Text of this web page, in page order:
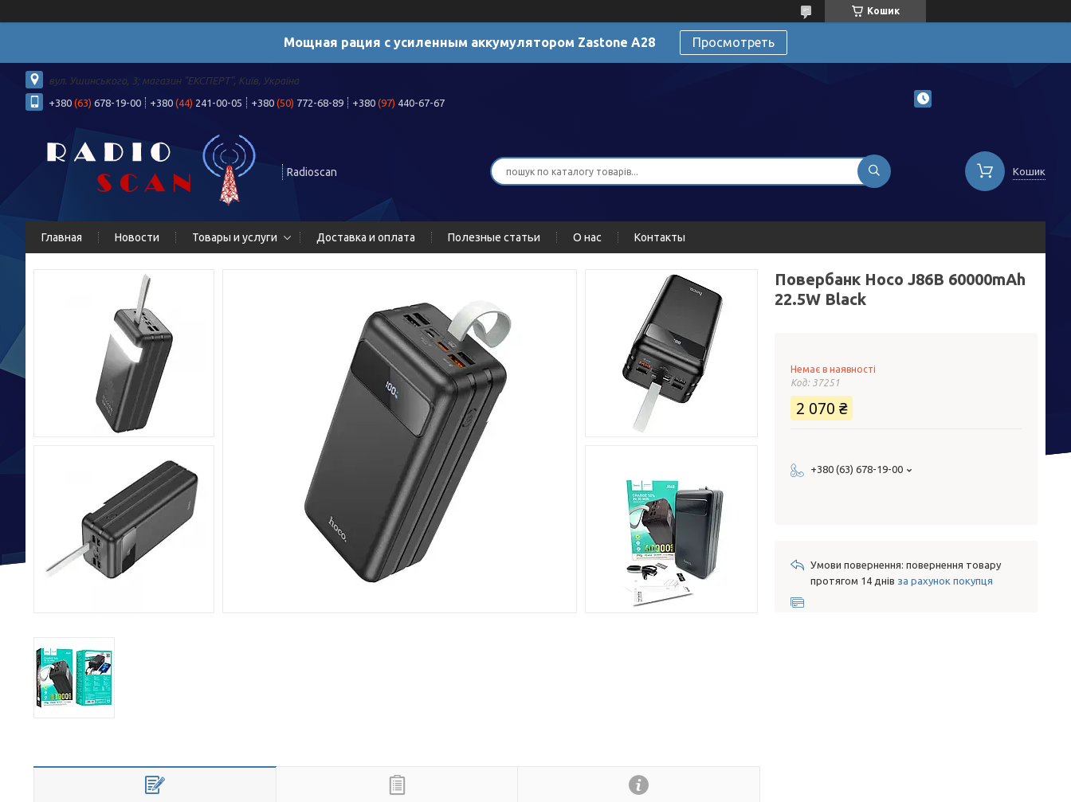
Кошик
Мощная рация с усиленным аккумулятором Zastone A28 Просмотреть
вул. Ушинського, 3; магазин "ЕКСПЕРТ", Київ, Україна
+380 (63) 678-19-00 +380 (44) 241-00-05 +380 (50) 772-68-89 +380 (97) 440-67-67
Radioscan Кошик
Главная Новости Товары и услуги Доставка и оплата Полезные статьи О нас Контакты
Повербанк Hoco J86B 60000mAh
22.5W Black
Немає в наявності
Код: 37251
2 070 ₴
+380 (63) 678-19-00
повернення товару
протягом 14 днів за рахунок покупця